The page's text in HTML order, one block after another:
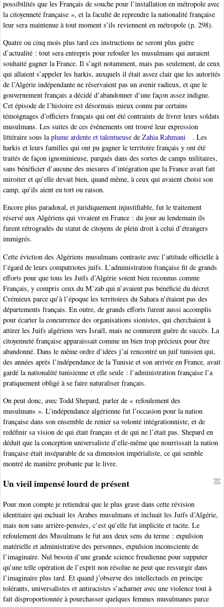
possibilités que les Français de souche pour l’installation en métropole avec
la citoyenneté française », et la faculté de reprendre la nationalité française
leur sera maintenue à tout moment s’ils reviennent en métropole (p. 298).
Quatre ou cinq mois plus tard ces instructions ne seront plus guère
d’actualité : tout sera entrepris pour refouler les musulmans qui auraient
souhaité gagner la France. Il s’agit notamment, mais pas seulement, de ceux
qui allaient s’appeler les harkis, auxquels il était assez clair que les autorités
de l’Algérie indépendante ne réservaient pas un avenir radieux, et que le
gouvernement français a décidé d’abandonner d’une façon assez indigne.
Cet épisode de l’histoire est désormais mieux connu par certains
témoignages d’officiers français qui ont été contraints de livrer leurs soldats
musulmans. Les suites de ces événements ont trouvé leur expression
littéraire sous laplume ardente et talentueuse de Zahia Rahmani
. Les
harkis et leurs familles qui ont pu gagner le territoire français y ont été
traités de façon ignominieuse, parqués dans des sortes de camps militaires,
sans bénéficier d’aucune des mesures d’intégration que la France avait fait
miroiter et qu’elle devait bien, quand même, à ceux qui avaient choisi son
camp, qu’ils aient eu tort ou raison.
Encore plus paradoxal, et juridiquement injustifiable, fut le traitement
réservé aux Algériens qui vivaient en France : du jour au lendemain ils
furent rétrogradés du statut de citoyens de plein droit à celui d’étrangers
immigrés.
Cette éviction des Algériens musulmans contraste avec l’attitude officielle à
l’égard de leurs compatriotes juifs. L’administration française fit de grands
efforts pour que tous les Juifs d’Algérie soient bien reconnus comme
Français, y compris ceux du M’zab qui n’avaient pas bénéficié du décret
Crémieux parce qu’à l’époque les territoires du Sahara n’étaient pas des
départements français. En outre, de grands efforts furent aussi accomplis
pour écarter la concurrence des organisations sionistes, qui cherchaient à
attirer les Juifs algériens vers Israël, mais ne connurent guère de succès. La
citoyenneté française apparaissait comme un bien trop précieux pour être
abandonné. Dans le même ordre d’idées j’ai rencontré un juif tunisien qui,
des années après l’indépendance de la Tunisie et son arrivée en France, avait
gardé la nationalité tunisienne et elle seule : l’administration française l’a
pratiquement obligé à se faire naturaliser français.
On peut donc, avec Todd Shepard, parler de « refoulement des
musulmans ». L’indépendance algérienne fut l’occasion pour la nation
française dans son ensemble de renier sa volonté intégrationniste, et de
redéfinir sa vision de qui était français et de qui ne l’était pas. Shepard en
déduit que la conception universaliste d’elle-même que nourrissait la nation
française était inséparable de sa dimension impérialiste, ce qui semble
montré de manière probante par le livre.
Un vieil impensé lourd de présent
Pour mon compte je retiendrai que le plus grave dans cette révision
identitaire qui excluait les Arabes musulmans et incluait les Juifs d’Algérie,
mais non sans arrière-pensées, c’est qu’elle fut implicite et tacite. Le
refoulement des Musulmans le fut aux deux sens du terme : expulsion
matérielle et administrative des personnes, expulsion inconsciente de
l’imaginaire. Nul besoin d’une grande science freudienne pour supputer
qu’une telle opération de l’esprit non résolue ne peut que ressurgir dans
l’imaginaire plus tard. Et quand j’observe des intellectuels en principe
tolérants, universalistes et antiracistes s’acharner avec une violence tout à
fait disproportionnée à pourchasser quelques femmes musulmanes parce